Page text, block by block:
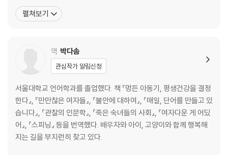
나비 맞추기｜어지러운 동물들｜서랍 속 보물｜도형 섞기｜동물원 탈출
｜레고 분류｜이상한 글자들｜신나는 거미 ｜설계사와 시공자｜탑 무너
6장 [미각] 살짝 맛보기
태연한 레몬
7장 [후각] 향기로운 감각
누굴까?｜계피 찾기｜향기 만들기｜향기로운 쌀통｜라벤더 감각 자루
｜향기 플레이도
이를 만든다는 것을 발견했다. 이에 ‘플레이 투 프로그레스[Play 2 Pr
ogress]’라는 놀이 교실을 운영하면서 자녀의 무기력과 주의력, 공
펼쳐보기
역 박다솜
관심작가 알림신청
서울대학교 언어학과를 졸업했다. 책 『멍든 아동기, 평생건강을 결정
한다』, 『만만찮은 여자들』, 『불안에 대하여』, 『매일, 단어를 만들고 있
습니다』, 『관찰의 인문학』, 『죽은 숙녀들의 사회』, 『여자다운 게 어딨
어』, 『스피닝』 등을 번역했다. 배우자와 아이, 고양이와 함께 행복해
지는 길을 부지런히 찾고 있다.